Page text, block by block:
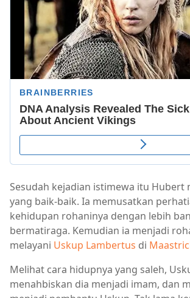
Sesudah kejadian istimewa itu Hubert
yang baik-baik. Ia memusatkan
kehidupan rohaninya dengan lebih
bermatiraga. Kemudian ia menjadi
melayani Uskup Lambertus di
Melihat cara hidupnya yang saleh,
menahbiskan dia menjadi imam, dan